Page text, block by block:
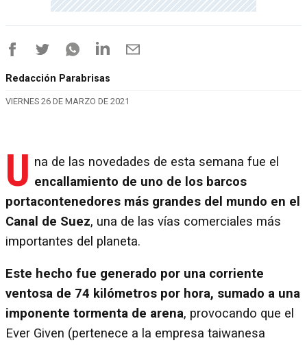
Redacción Parabrisas
VIERNES 26 DE MARZO DE 2021
U na de las novedades de esta semana fue el
encallamiento de uno de los barcos
portacontenedores más grandes del mundo en el
Canal de Suez, una de las vías comerciales más
importantes del planeta.
Este hecho fue generado por una corriente
ventosa de 74 kilómetros por hora, sumado a una
imponente tormenta de arena, provocando que el
Ever Given (pertenece a la empresa taiwanesa